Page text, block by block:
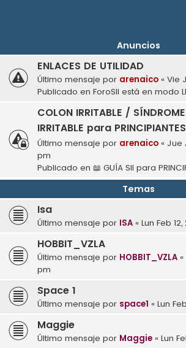
Anuncios
ENLACES DE UTILIDAD
Último mensaje por arenaico « Vie
Publicado en ForoSII está en modo
COLON IRRITABLE /
IRRITABLE para
Último mensaje por arenaico « Jue
pm
Publicado en 📖 GUÍA SII para
Temas
Isa
Último mensaje por ISA « Lun Feb
HOBBIT_VZLA
Último mensaje por HOBBIT_VZLA «
pm
Space 1
Último mensaje por space1 « Lun
Maggie
Último mensaje por Maggie « Lun